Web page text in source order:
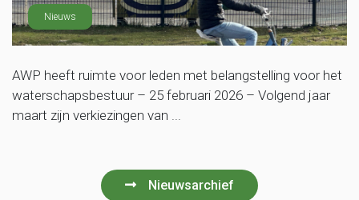
Nieuws
AWP heeft ruimte voor leden met belangstelling voor het
waterschapsbestuur – 25 februari 2026 – Volgend jaar
maart zijn verkiezingen van ...
Nieuwsarchief